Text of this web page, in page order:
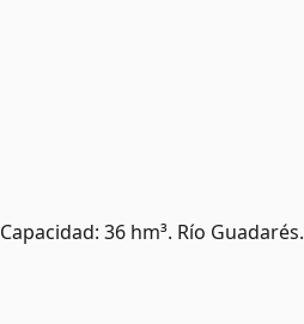
Capacidad: 36 hm³. Río Guadarés.